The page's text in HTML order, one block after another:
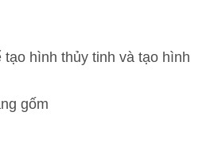
tạo hình thủy tinh và tạo hình
gốm